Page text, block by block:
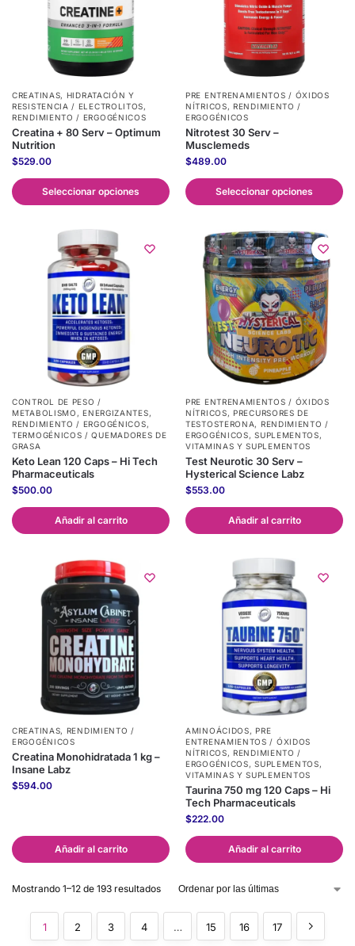
CREATINAS, HIDRATACIÓN Y
RESISTENCIA / ELECTROLITOS,
RENDIMIENTO / ERGOGÉNICOS
Creatina + 80 Serv – Optimum
Nutrition
$529.00
Seleccionar opciones
PRE ENTRENAMIENTOS / ÓXIDOS
NÍTRICOS,RENDIMIENTO /
ERGOGÉNICOS
Nitrotest 30 Serv –
Musclemeds
$489.00
Seleccionar opciones
CONTROL DE PESO /
METABOLISMO ,ENERGIZANTES,
RENDIMIENTO / ERGOGÉNICOS,
TERMOGÉNICOS / QUEMADORES DE
GRASA
Keto Lean 120 Caps – Hi Tech
Pharmaceuticals
$500.00
Añadir al carrito
PRE ENTRENAMIENTOS / ÓXIDOS
NÍTRICOS,PRECURSORES DE
TESTOSTERONA, RENDIMIENTO /
ERGOGÉNICOS,SUPLEMENTOS,
VITAMINAS Y SUPLEMENTOS
Test Neurotic 30 Serv –
Hysterical Science Labz
$553.00
Añadir al carrito
CREATINAS, RENDIMIENTO /
ERGOGÉNICOS
Creatina Monohidratada 1 kg –
Insane Labz
$594.00
Añadir al carrito
AMINOÁCIDOS,PRE
ENTRENAMIENTOS / ÓXIDOS
NÍTRICOS,RENDIMIENTO /
ERGOGÉNICOS,SUPLEMENTOS,
VITAMINAS Y SUPLEMENTOS
Taurina 750 mg 120 Caps – Hi
Tech Pharmaceuticals
$222.00
Añadir al carrito
Mostrando 1–12 de 193 resultados
1 2 3 4 … 15 16 17